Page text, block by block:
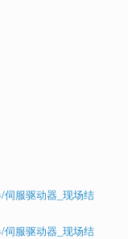
伺服驱动器_现场结
伺服驱动器_现场结